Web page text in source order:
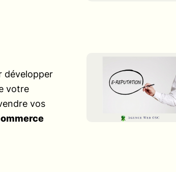
développer
votre
vos